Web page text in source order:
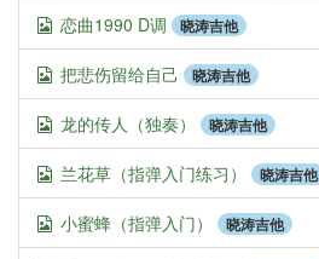
恋曲1990 D调 晓涛吉他
把悲伤留给自己 晓涛吉他
龙的传人（独奏） 晓涛吉他
兰花草（指弹入门练习） 晓涛吉他
小蜜蜂（指弹入门） 晓涛吉他